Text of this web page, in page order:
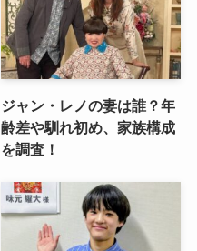
ジャン・レノの妻は誰？年
齢差や馴れ初め、家族構成
を調査！